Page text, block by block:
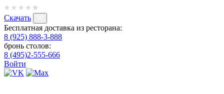
Скачать
Бесплатная доставка из ресторана:
8 (925) 888-3-888
бронь столов:
8 (495)2-555-666
Войти